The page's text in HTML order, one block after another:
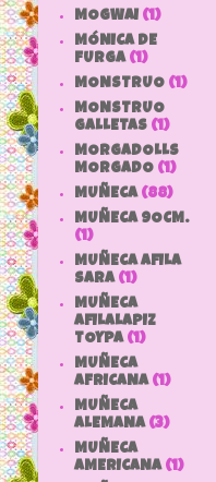
MOGWAI (1)
MÓNICA DE
FURGA (1)
MONSTRUO (1)
MONSTRUO
GALLETAS (1)
MORGADOLLS
MORGADO (1)
MUÑECA (88)
MUÑECA 9OCM.
(1)
MUÑECA AFILA
SARA (1)
MUÑECA
AFILALAPIZ
TOYPA (1)
MUÑECA
AFRICANA (1)
MUÑECA
ALEMANA (3)
MUÑECA
AMERICANA (1)